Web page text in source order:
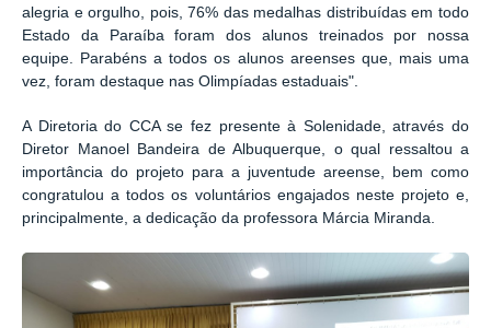
alegria e orgulho, pois, 76% das medalhas distribuídas em todo
Estado da Paraíba foram dos alunos treinados por nossa
equipe. Parabéns a todos os alunos areenses que, mais uma
vez, foram destaque nas Olimpíadas estaduais".
A Diretoria do CCA se fez presente à Solenidade, através do
Diretor Manoel Bandeira de Albuquerque, o qual ressaltou a
importância do projeto para a juventude areense, bem como
congratulou a todos os voluntários engajados neste projeto e,
principalmente, a dedicação da professora Márcia Miranda.